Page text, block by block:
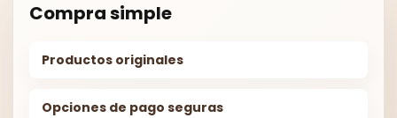
Compra simple
Productos originales
Opciones de pago seguras